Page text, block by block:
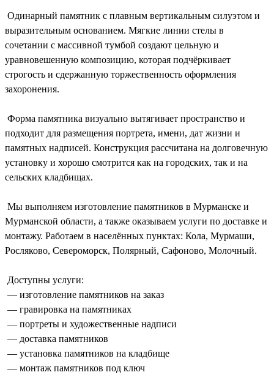
Одинарный памятник с плавным вертикальным силуэтом и
выразительным основанием. Мягкие линии стелы в
сочетании с массивной тумбой создают цельную и
уравновешенную композицию, которая подчёркивает
строгость и сдержанную торжественность оформления
захоронения.
Форма памятника визуально вытягивает пространство и
подходит для размещения портрета, имени, дат жизни и
памятных надписей. Конструкция рассчитана на долговечную
установку и хорошо смотрится как на городских, так и на
сельских кладбищах.
Мы выполняем изготовление памятников в Мурманске и
Мурманской области, а также оказываем услуги по доставке и
монтажу. Работаем в населённых пунктах: Кола, Мурмаши,
Росляково, Североморск, Полярный, Сафоново, Молочный.
Доступны услуги:
— изготовление памятников на заказ
— гравировка на памятниках
— портреты и художественные надписи
— доставка памятников
— установка памятников на кладбище
— монтаж памятников под ключ